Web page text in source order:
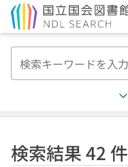
検索結果 42 件